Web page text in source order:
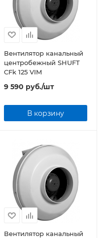
Вентилятор канальный
центробежный SHUFT
CFk 125 VIM
9 590 руб./шт
В корзину
Вентилятор канальный